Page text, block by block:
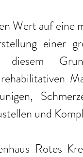
Wert auf eine
einer
diesem
und
Rotes